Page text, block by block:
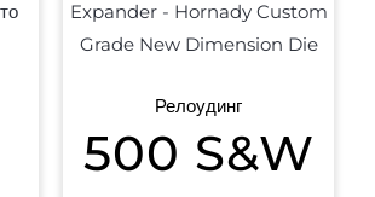
Релоудинг
500 S&W